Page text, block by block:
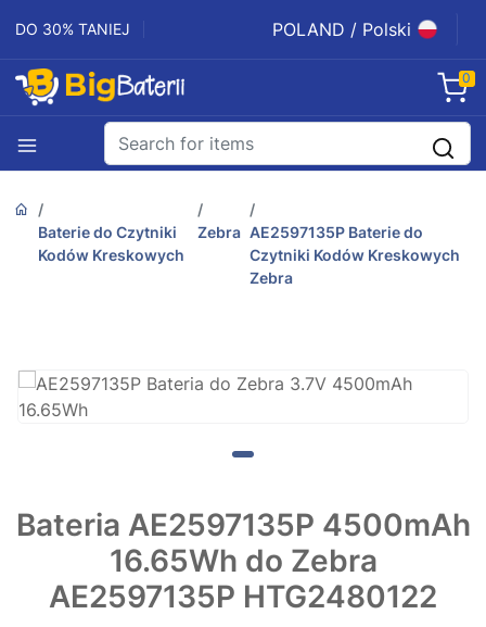
DO 30% TANIEJ POLAND / Polski
0
Baterie do Czytniki
Kodów Kreskowych
Zebra AE2597135P Baterie do
Czytniki Kodów Kreskowych
Zebra
Bateria AE2597135P 4500mAh
16.65Wh do Zebra
AE2597135P HTG2480122